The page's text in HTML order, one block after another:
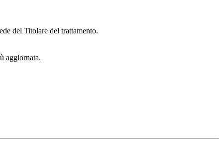
del Titolare del trattamento.
aggiornata.